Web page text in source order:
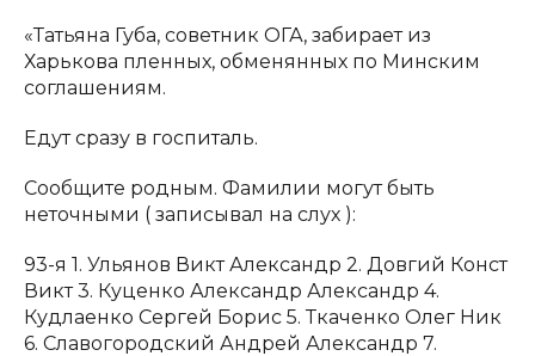
«Татьяна Губа, советник ОГА, забирает из
Харькова пленных, обменянных по Минским
соглашениям.
Едут сразу в госпиталь.
Сообщите родным. Фамилии могут быть
неточными ( записывал на слух ):
93-я 1. Ульянов Викт Александр 2. Довгий Конст
Викт 3. Куценко Александр Александр 4.
Кудлаенко Сергей Борис 5. Ткаченко Олег Ник
6. Славогородский Андрей Александр 7.